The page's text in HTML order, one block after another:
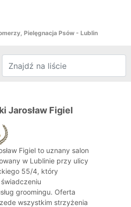
Pielęgnacja Psów - Lublin
Jarosław Figiel
Figiel to uznany salon
w Lublinie przy ulicy
55/4, który
groomingu. Oferta
wszystkim strzyżenia